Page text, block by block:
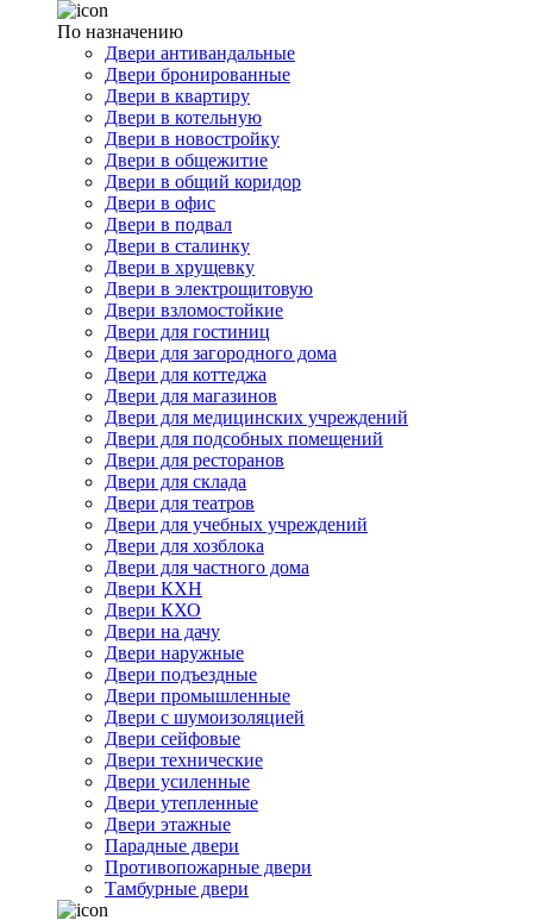
По назначению
Двери антивандальные
Двери бронированные
Двери в квартиру
Двери в котельную
Двери в новостройку
Двери в общежитие
Двери в общий коридор
Двери в офис
Двери в подвал
Двери в сталинку
Двери в хрущевку
Двери в электрощитовую
Двери взломостойкие
Двери для гостиниц
Двери для загородного дома
Двери для коттеджа
Двери для магазинов
Двери для медицинских учреждений
Двери для подсобных помещений
Двери для ресторанов
Двери для склада
Двери для театров
Двери для учебных учреждений
Двери для хозблока
Двери для частного дома
Двери КХН
Двери КХО
Двери на дачу
Двери наружные
Двери подъездные
Двери промышленные
Двери с шумоизоляцией
Двери сейфовые
Двери технические
Двери усиленные
Двери утепленные
Двери этажные
Парадные двери
Противопожарные двери
Тамбурные двери